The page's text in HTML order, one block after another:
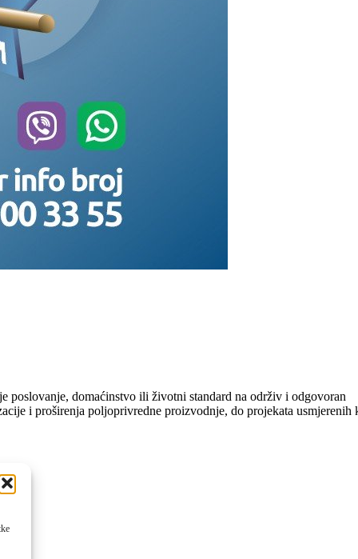
poslovanje, domaćinstvo ili životni standard na održiv i odgovoran
i proširenja poljoprivredne proizvodnje, do projekata usmjerenih